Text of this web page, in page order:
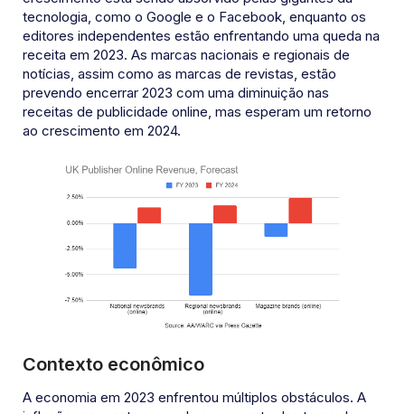
tecnologia, como o Google e o Facebook, enquanto os
editores independentes estão enfrentando uma queda na
receita em 2023. As marcas nacionais e regionais de
notícias, assim como as marcas de revistas, estão
prevendo encerrar 2023 com uma diminuição nas
receitas de publicidade online, mas esperam um retorno
ao crescimento em 2024.
Contexto econômico
A economia em 2023 enfrentou múltiplos obstáculos. A